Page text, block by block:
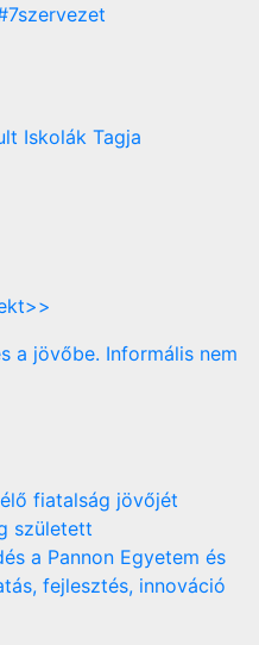
fiatalság jövőjét
született
a Pannon Egyetem és
fejlesztés, innováció